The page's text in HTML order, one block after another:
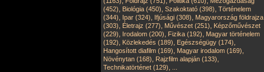
(452), Biológia (450), Szakoktató (398), Történelem
(344), Ipar (324), Ifjúsági (308), Magyarország földrajza
(303), Életrajz (277), Művészet (251), Képzőművészet
(229), Irodalom (200), Fizika (192), Magyar történelem
(192), Közlekedés (189), Egészségügy (174),
Hangosított diafilm (169), Magyar irodalom (169),
Növénytan (168), Rajzfilm alapján (133),
Technikatörténet (129),